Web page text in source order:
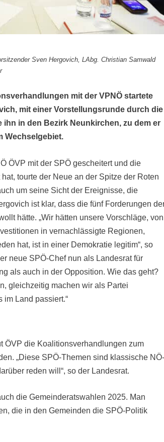
Sven Hergovich, LAbg. Christian Samwald
mit der VPNÖ startete
mit einer Vorstellungsrunde durch die
in den Bezirk Neunkirchen, zu dem er
Wechselgebiet.
ÖVP mit der SPÖ gescheitert und die
tourte der Neue an der Spitze der Roten
um seine Sicht der Ereignisse, die
ist klar, dass die fünf Forderungen
hätte. „Wir hätten unsere Vorschläge, von
in vernachlässigte Regionen,
hat, ist in einer Demokratie legitim“, so
neue SPÖ-Chef nun als Landesrat für
als auch in der Opposition. Wie das geht?
gleichzeitig machen wir als Partei
im Land passiert.“
ÖVP die Koalitionsverhandlungen zum
„Diese SPÖ-Themen sind klassische
reden will“, so der Landesrat.
die Gemeinderatswahlen 2025. Man
die in den Gemeinden die SPÖ-Politik